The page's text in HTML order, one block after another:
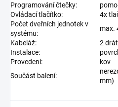
Programování čtečky:
Ovládací tlačítko:
4x
Počet dveřních jednotek v
systému:
max.
Kabeláž:
2
Instalace:
Provedení:
kov
Součást balení:
mm)